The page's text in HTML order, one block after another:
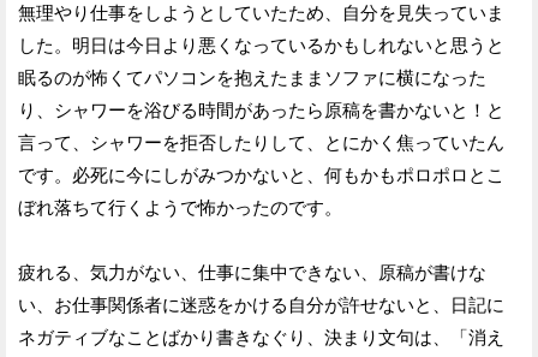
無理やり仕事をしようとしていたため、自分を見失っていま
した。明日は今日より悪くなっているかもしれないと思うと
眠るのが怖くてパソコンを抱えたままソファに横になった
り、シャワーを浴びる時間があったら原稿を書かないと！と
言って、シャワーを拒否したりして、とにかく焦っていたん
です。必死に今にしがみつかないと、何もかもポロポロとこ
ぼれ落ちて行くようで怖かったのです。
疲れる、気力がない、仕事に集中できない、原稿が書けな
い、お仕事関係者に迷惑をかける自分が許せないと、日記に
ネガティブなことばかり書きなぐり、決まり文句は、「消え